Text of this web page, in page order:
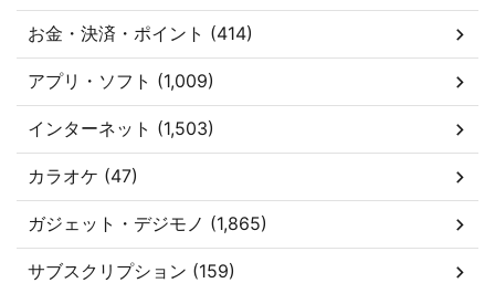
お金・決済・ポイント (414)
アプリ・ソフト (1,009)
インターネット (1,503)
カラオケ (47)
ガジェット・デジモノ (1,865)
サブスクリプション (159)